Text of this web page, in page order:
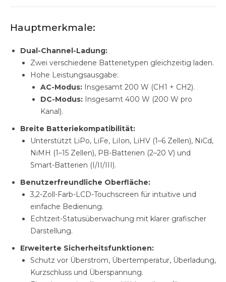
Hauptmerkmale:
Dual-Channel-Ladung:
Zwei verschiedene Batterietypen gleichzeitig laden.
Hohe Leistungsausgabe:
AC-Modus: Insgesamt 200 W (CH1 + CH2).
DC-Modus: Insgesamt 400 W (200 W pro
Kanal).
Breite Batteriekompatibilität:
Unterstützt LiPo, LiFe, LiIon, LiHV (1–6 Zellen), NiCd,
NiMH (1–15 Zellen), PB-Batterien (2–20 V) und
Smart-Batterien (I/II/III).
Benutzerfreundliche Oberfläche:
3,2-Zoll-Farb-LCD-Touchscreen für intuitive und
einfache Bedienung.
Echtzeit-Statusüberwachung mit klarer grafischer
Darstellung.
Erweiterte Sicherheitsfunktionen:
Schutz vor Überstrom, Übertemperatur, Überladung,
Kurzschluss und Überspannung.